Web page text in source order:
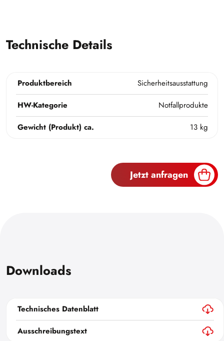
Technische Details
Produktbereich
Sicherheitsausstattung
HW-Kategorie
Notfallprodukte
Gewicht (Produkt) ca.
13 kg
Jetzt anfragen
Downloads
Technisches Datenblatt
Ausschreibungstext